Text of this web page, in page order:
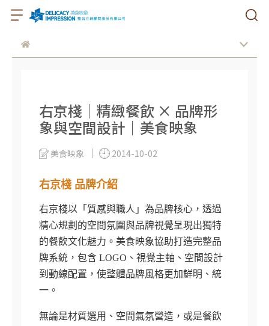
右京棧｜精緻餐飲 × 品牌形
象與空間設計｜美食映象
美食映象 2014-10-02
右京棧 品牌介紹
右京棧以「質感與職人」為品牌核心，透過
精心規劃的空間氛圍與品牌視覺呈現出獨特
的餐飲文化魅力。美食映象協助打造完整品
牌系統，包含 LOGO、視覺主軸、空間設計
到動線配置，使整體品牌風格更加鮮明、統
一。
無論是材質選用、空間氣氛營造，或是餐飲